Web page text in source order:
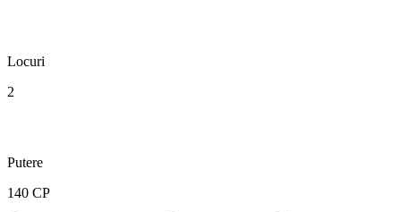
Locuri
2
Putere
140 CP